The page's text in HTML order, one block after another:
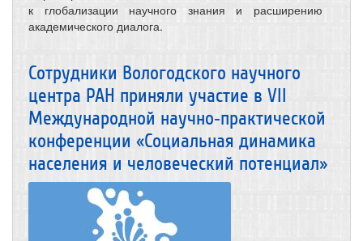
к глобализации научного знания и расширению
академического диалога.
Сотрудники Вологодского научного
центра РАН приняли участие в VII
Международной научно‑практической
конференции «Социальная динамика
населения и человеческий потенциал»